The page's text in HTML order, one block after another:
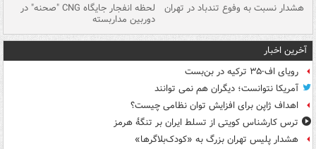
هشدار نسبت به وفوع تندباد در تهران لحظه انفجار جایگاه CNG "صحنه" در
دوربین مداربسته
آخرین اخبار
رویای اف-۳۵ ترکیه در بن‌بست
آمریکا نتوانست؛ دیگران هم نمی توانند
اهداف ژاپن برای افزایش توان نظامی چیست؟
ترس کارشناس کویتی از تسلط ایران بر تنگۀ هرمز
هشدار پلیس تهران بزرگ به «کودک‌بلاگرها»